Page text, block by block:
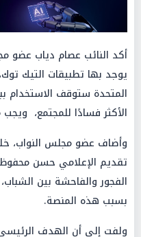
يوجد بها تطبيقات التيك
المتحدة ستوقف الاستخدام
الأكثر فسادًا للمجتمع،
وأضاف عضو مجلس النواب،
تقديم الإعلامي حسن
الفجور والفاحشة بين
بسبب هذه المنصة.
ولفت إلى أن الهدف